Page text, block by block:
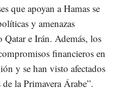
que apoyan a Hamas se
y amenazas
Qatar e Irán. Además, los
financieros en
y se han visto afectados
la Primavera Árabe”.